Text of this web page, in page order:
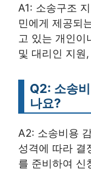
A1: 소송구조
민에게 제공되
고 있는 개인이
및 대리인 지원
Q2: 소송
나요?
A2: 소송비용
성격에 따라 결
를 준비하여 신